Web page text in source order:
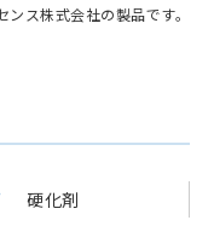
ンス株式会社の製品です。
硬化剤